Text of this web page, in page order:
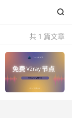

共 1 篇文章